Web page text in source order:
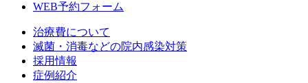
WEB予約フォーム
治療費について
滅菌・消毒などの院内感染対策
採用情報
症例紹介